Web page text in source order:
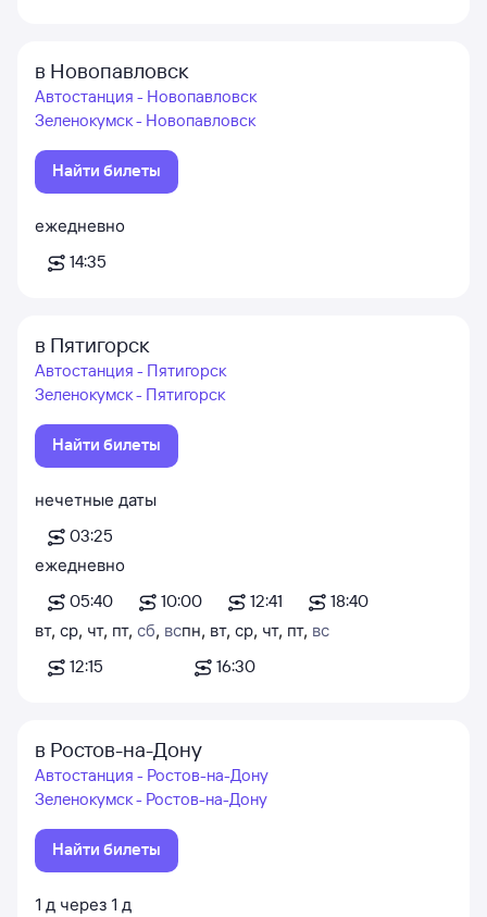
в Новопавловск
Автостанция - Новопавловск
Зеленокумск - Новопавловск
Найти билеты
ежедневно
14:35
в Пятигорск
Автостанция - Пятигорск
Зеленокумск - Пятигорск
Найти билеты
нечетные даты
03:25
ежедневно
05:40
10:00 12:41
18:40
вт, ср, чт, пт, сб, вс
12:15
пн, вт, ср, чт, пт, вс
16:30
в Ростов-на-Дону
Автостанция - Ростов-на-Дону
Зеленокумск - Ростов-на-Дону
Найти билеты
1 д через 1 д